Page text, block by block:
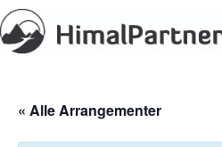
Hopp
til
innholdet
« Alle Arrangementer